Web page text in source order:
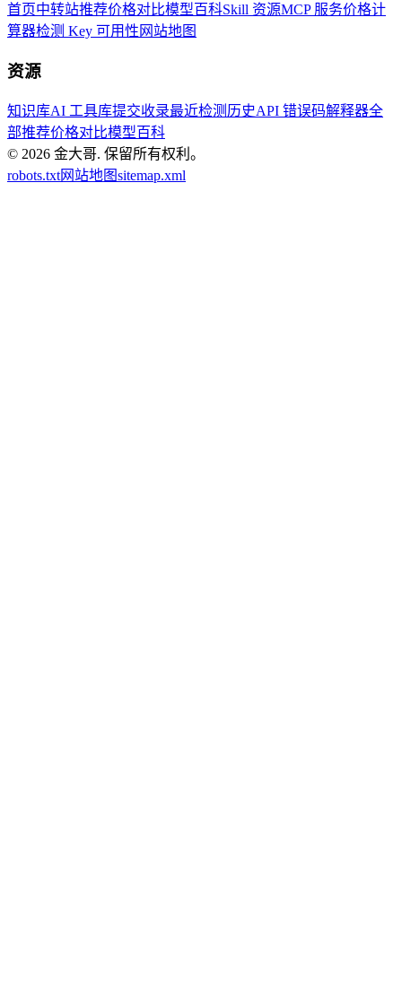
首页中转站推荐价格对比模型百科Skill 资源MCP 服务价格计
算器检测 Key 可用性 网站地图
资源
知识库AI 工具库提交收录最近检测历史API 错误码解释器全
部推荐价格对比模型百科
© 2026 金大哥. 保留所有权利。
robots.txt网站地图sitemap.xml